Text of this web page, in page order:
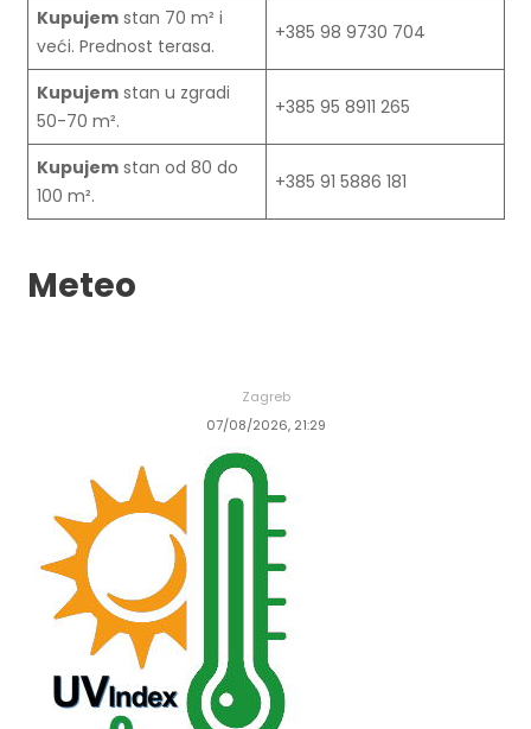
Kupujemstan 70 m² i
veći. Prednost terasa.
+385 98 9730 704
Kupujemstan u zgradi
50-70 m².
+385 95 8911 265
Kupujemstan od 80 do
100 m².
+385 91 5886 181
Meteo
Zagreb
07/08/2026, 21:29